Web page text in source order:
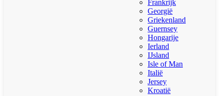
Frankrijk
Georgië
Griekenland
Guernsey
Hongarije
Ierland
IJsland
Isle of Man
Italië
Jersey
Kroatië